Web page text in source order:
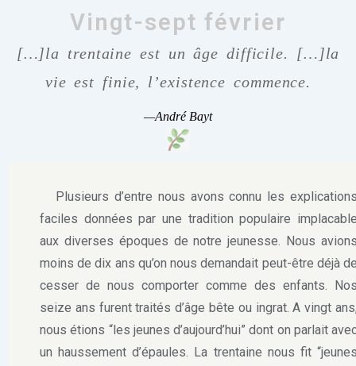
Vingt-sept février
[…]la trentaine est un âge difficile. […]la
vie est finie, l’existence commence.
—André Bayt
Plusieurs d’entre nous avons connu les
faciles données par une tradition populaire
aux diverses époques de notre jeunesse. Nous
moins de dix ans qu’on nous demandait peut-être déjà
cesser de nous comporter comme des enfants.
seize ans furent traités d’âge bête ou ingrat. A vingt
nous étions “les jeunes d’aujourd’hui” dont on parlait
un haussement d’épaules. La trentaine nous fit